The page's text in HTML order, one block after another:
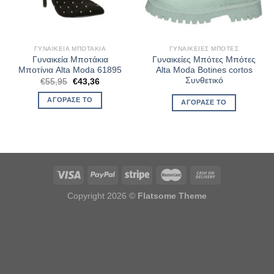
ΓΥΝΑΙΚΕΊΑ ΜΠΟΤΆΚΙΑ
Γυναικεία Μποτάκια
Μποτίνια Alta Moda 61895
€55,95 Original
price
was:
€55,95.
€43,36Η
ΑΓΌΡΑΣΈ ΤΟ
ΓΥΝΑΙΚΕΊΕΣ ΜΠΌΤΕΣ
Γυναικείες Μπότες Μπότες
Alta Moda Botines cortos
Συνθετικό
ΑΓΌΡΑΣΈ ΤΟ
Copyright 2026 © Flatsome Theme